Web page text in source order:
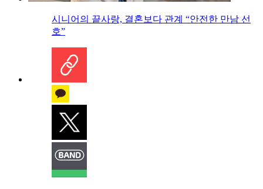
시니어의 끝사랑, 결혼보다 관계 “안전한 만남 선
호”